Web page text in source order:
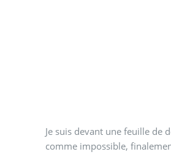
Je suis devant une feuille de
comme impossible,